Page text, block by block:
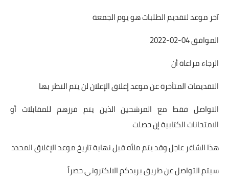
آخر موعد لتقديم الطلبات هو يوم الجمعة
الموافق 04-02-2022
الرجاء مراعاة أن
التقديمات المتأخرة عن موعد إغلاق الإعلان لن يتم النظر بها
التواصل فقط مع المرشحين الذين يتم فرزهم للمقابلات أو
الامتحانات الكتابية إن حصلت
هذا الشاغر عاجل وقد يتم ملأه قبل نهاية تاريخ موعد الإغلاق المحدد
سيتم التواصل عن طريق بريدكم الالكتروني حصراً